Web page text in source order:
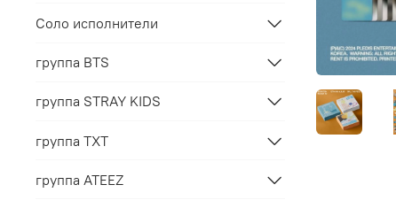
Соло исполнители
группа BTS
группа STRAY KIDS
группа TXT
группа ATEEZ